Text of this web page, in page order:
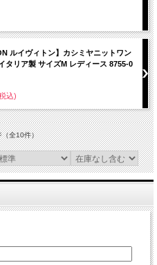
ルイヴィトン】カシミヤニットワン
タリア製 サイズM レディース 8755-0
込)
（全10件）